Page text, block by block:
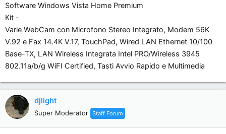
Software Windows Vista Home Premium
Kit -
Varie WebCam con Microfono Stereo Integrato, Modem 56K
V.92 e Fax 14.4K V.17, TouchPad, Wired LAN Ethernet 10/100
Base-TX, LAN Wireless Integrata Intel PRO/Wireless 3945
802.11a/b/g WiFI Certified, Tasti Avvio Rapido e Multimedia
djlight
Super Moderator Staff Forum